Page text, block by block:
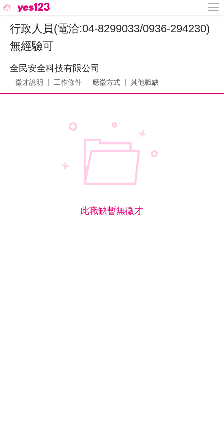
行政人員(電洽:04-8299033/0936-294230)
無經驗可
全民安全科技有限公司
徵才說明 工作條件 應徵方式 其他職缺
此職缺暫無徵才